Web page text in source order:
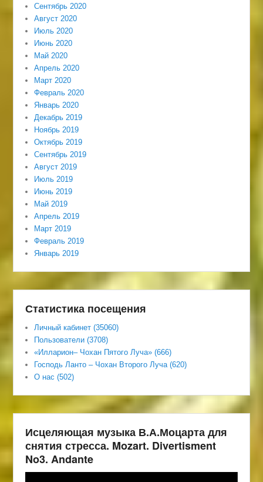
Сентябрь 2020
Август 2020
Июль 2020
Июнь 2020
Май 2020
Апрель 2020
Март 2020
Февраль 2020
Январь 2020
Декабрь 2019
Ноябрь 2019
Октябрь 2019
Сентябрь 2019
Август 2019
Июль 2019
Июнь 2019
Май 2019
Апрель 2019
Март 2019
Февраль 2019
Январь 2019
Статистика посещения
Личный кабинет (35060)
Пользователи (3708)
«Илларион– Чохан Пятого Луча» (666)
Господь Ланто – Чохан Второго Луча (620)
О нас (502)
Исцеляющая музыка В.А.Моцарта для
снятия стресса. Mozart. Divertisment
No3. Andante